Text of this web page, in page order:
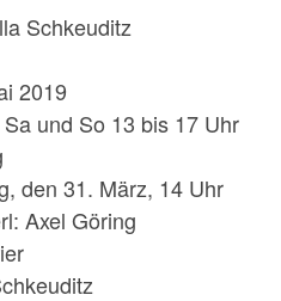
Schkeuditz
2019
und So 13 bis 17 Uhr
den 31. März, 14 Uhr
Axel Göring